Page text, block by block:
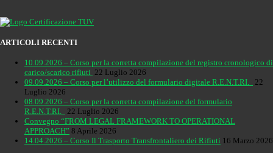
ARTICOLI RECENTI
10.09.2026 – Corso per la corretta compilazione del registro cronologico di
carico/scarico rifiuti 22 Luglio 2026
09.09.2026 – Corso per l’utilizzo del formulario digitale R.E.N.T.RI.
22
Luglio 2026
08.09.2026 – Corso per la corretta compilazione del formulario
R.E.N.T.RI.
22 Luglio 2026
Convegno “FROM LEGAL FRAMEWORK TO OPERATIONAL
APPROACH” 8 Aprile 2026
14.04.2026 – Corso Il Trasporto Transfrontaliero dei Rifiuti 16 Marzo 2026